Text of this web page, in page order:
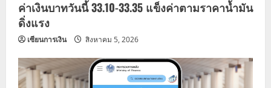
ค่าเงินบาทวันนี้ 33.10-33.35 แข็งค่าตามราคาน้ำมัน
ดิ่งแรง
เซียนการเงิน สิงหาคม 5, 2026